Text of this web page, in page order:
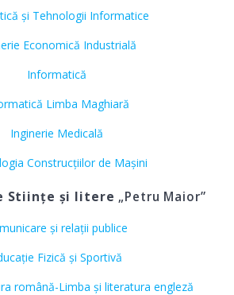
și Tehnologii Informatice
Economică Industrială
Informatică
Limba Maghiară
Inginerie Medicală
Construcțiilor de Mașini
Stiințe și litere „Petru Maior”
și relații publice
Fizică și Sportivă
română-Limba și literatura engleză